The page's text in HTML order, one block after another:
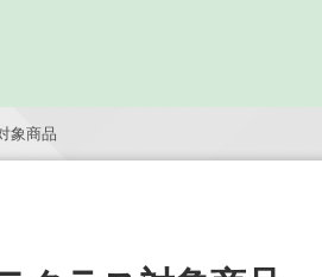
象商品